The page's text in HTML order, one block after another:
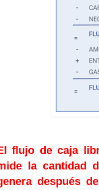
flujo de caja
la cantidad
después